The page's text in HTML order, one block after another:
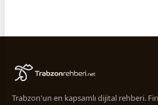
Trabzon'un en kapsamlı dijital rehberi.